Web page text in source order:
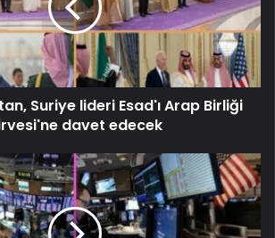
Suriye lideri Esad'ı Arap Birliği
davet edecek